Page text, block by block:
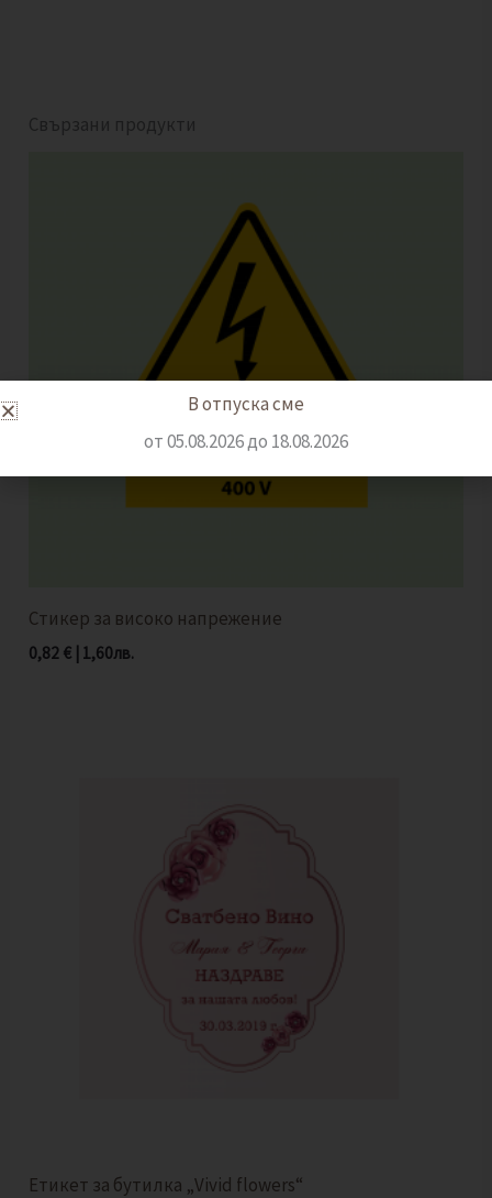
Свързани продукти
Стикер за високо напрежение
0,82 € 1,60лв.
Етикет за бутилка „Vivid flowers“
В отпуска сме
от 05.08.2026 до 18.08.2026